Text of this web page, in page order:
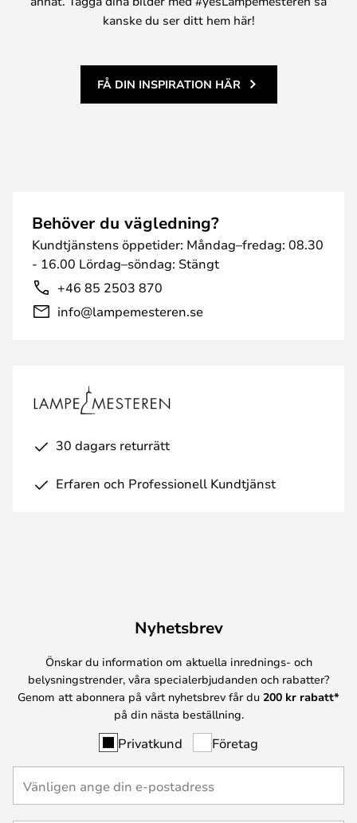
kanske du ser ditt hem här!
FÅ DIN INSPIRATION HÄR
Behöver du vägledning?
Kundtjänstens öppetider: Måndag–fredag: 08.30
- 16.00 Lördag–söndag: Stängt
+46 85 2503 870
info@lampemesteren.se
30 dagars returrätt
Erfaren och Professionell Kundtjänst
Nyhetsbrev
Önskar du information om aktuella inrednings- och
belysningstrender, våra specialerbjudanden och rabatter?
Genom att abonnera på vårt nyhetsbrev får du 200 kr rabatt*
på din nästa beställning.
Privatkund Företag